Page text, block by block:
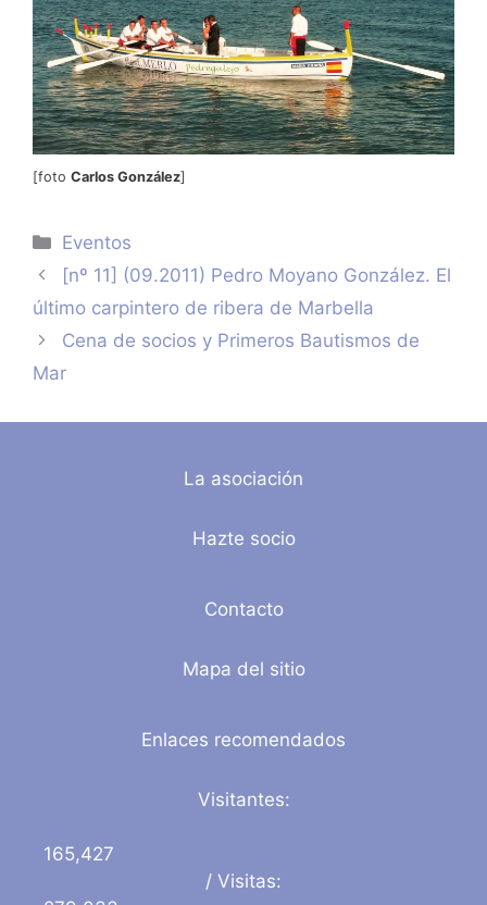
[foto Carlos González]
Categorías
Eventos
[nº 11] (09.2011) Pedro Moyano González. El
último carpintero de ribera de Marbella
Cena de socios y Primeros Bautismos de
Mar
La asociación
Hazte socio
Contacto
Mapa del sitio
Enlaces recomendados
Visitantes:
165,427
/ Visitas: